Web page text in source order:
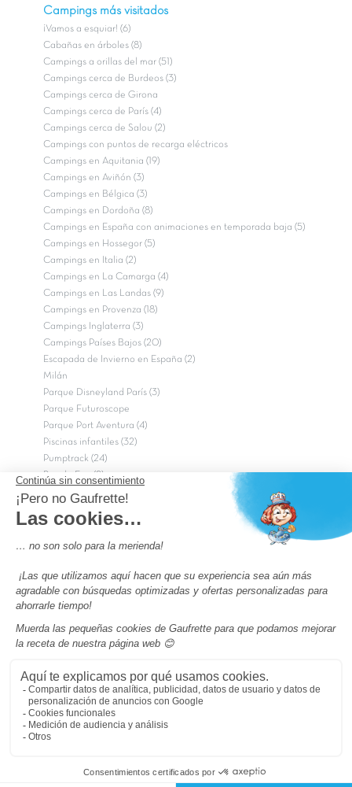
Campings más visitados
¡Vamos a esquiar! (6)
Cabañas en árboles (8)
Campings a orillas del mar (51)
Campings cerca de Burdeos (3)
Campings cerca de Girona
Campings cerca de París (4)
Campings cerca de Salou (2)
Campings con puntos de recarga eléctricos
Campings en Aquitania (19)
Campings en Aviñón (3)
Campings en Bélgica (3)
Campings en Dordoña (8)
Campings en España con animaciones en temporada baja (5)
Campings en Hossegor (5)
Campings en Italia (2)
Campings en La Camarga (4)
Campings en Las Landas (9)
Campings en Provenza (18)
Campings Inglaterra (3)
Campings Países Bajos (20)
Escapada de Invierno en España (2)
Milán
Parque Disneyland París (3)
Parque Futuroscope
Parque Port Aventura (4)
Piscinas infantiles (32)
Pumptrack (24)
Puy du Fou (2)
tripadvisor Traveler’s Choice 2026 (43)
Campings de 4 estrellas en Francia
Los camping con piscinas en Francia
Camping Barcelona
Camping Murcia
Camping Costa Brava
Camping Costa daurada
Pass camping
Preguntas más frecuentes
Aviso legal
Notas legales
Condiciones generales de venta